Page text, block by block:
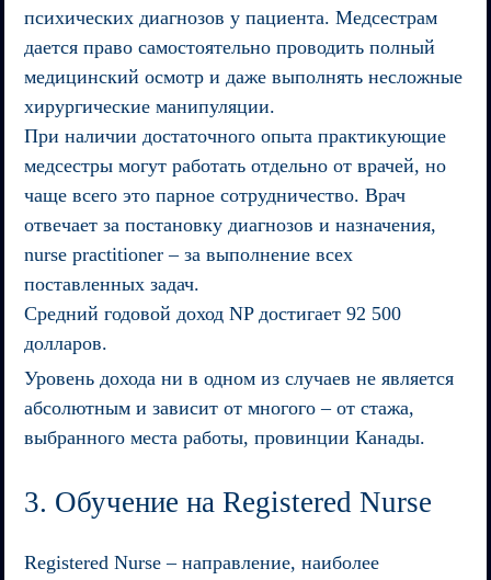
психических диагнозов у пациента. Медсестрам
дается право самостоятельно проводить полный
медицинский осмотр и даже выполнять несложные
хирургические манипуляции.
При наличии достаточного опыта практикующие
медсестры могут работать отдельно от врачей, но
чаще всего это парное сотрудничество. Врач
отвечает за постановку диагнозов и назначения,
nurse practitioner – за выполнение всех
поставленных задач.
Средний годовой доход NP достигает 92 500
долларов.
Уровень дохода ни в одном из случаев не является
абсолютным и зависит от многого – от стажа,
выбранного места работы, провинции Канады.
3. Обучение на Registered Nurse
Registered Nurse – направление, наиболее